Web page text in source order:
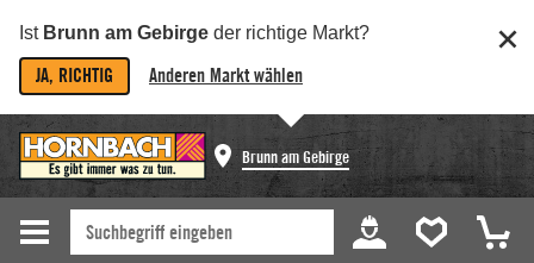
Ist Brunn am Gebirge der richtige Markt?
JA, RICHTIG Anderen Markt wählen
Brunn am Gebirge